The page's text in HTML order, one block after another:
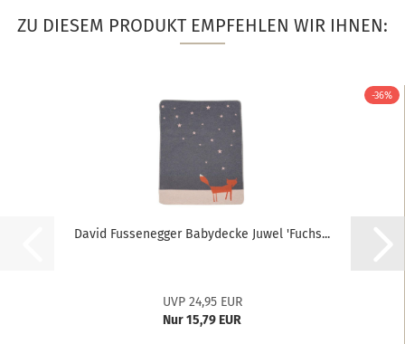
ZU DIESEM PRODUKT EMPFEHLEN WIR IHNEN:
-36%
David Fussenegger Babydecke Juwel 'Fuchs...
UVP 24,95 EUR
Nur 15,79 EUR